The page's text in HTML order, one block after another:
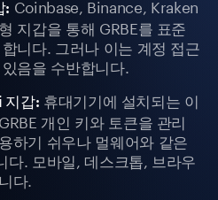
: Coinbase, Binance, Kraken
지갑을 통해 GRBE를 표준
니다. 그러나 이는 계정 접근
음을 수반합니다.
지갑: 휴대기기에 설치되는 이
개인 키와 토큰을 관리
하기 쉬우나 멀웨어와 같은
다. 모바일, 데스크톱, 브라우
다.